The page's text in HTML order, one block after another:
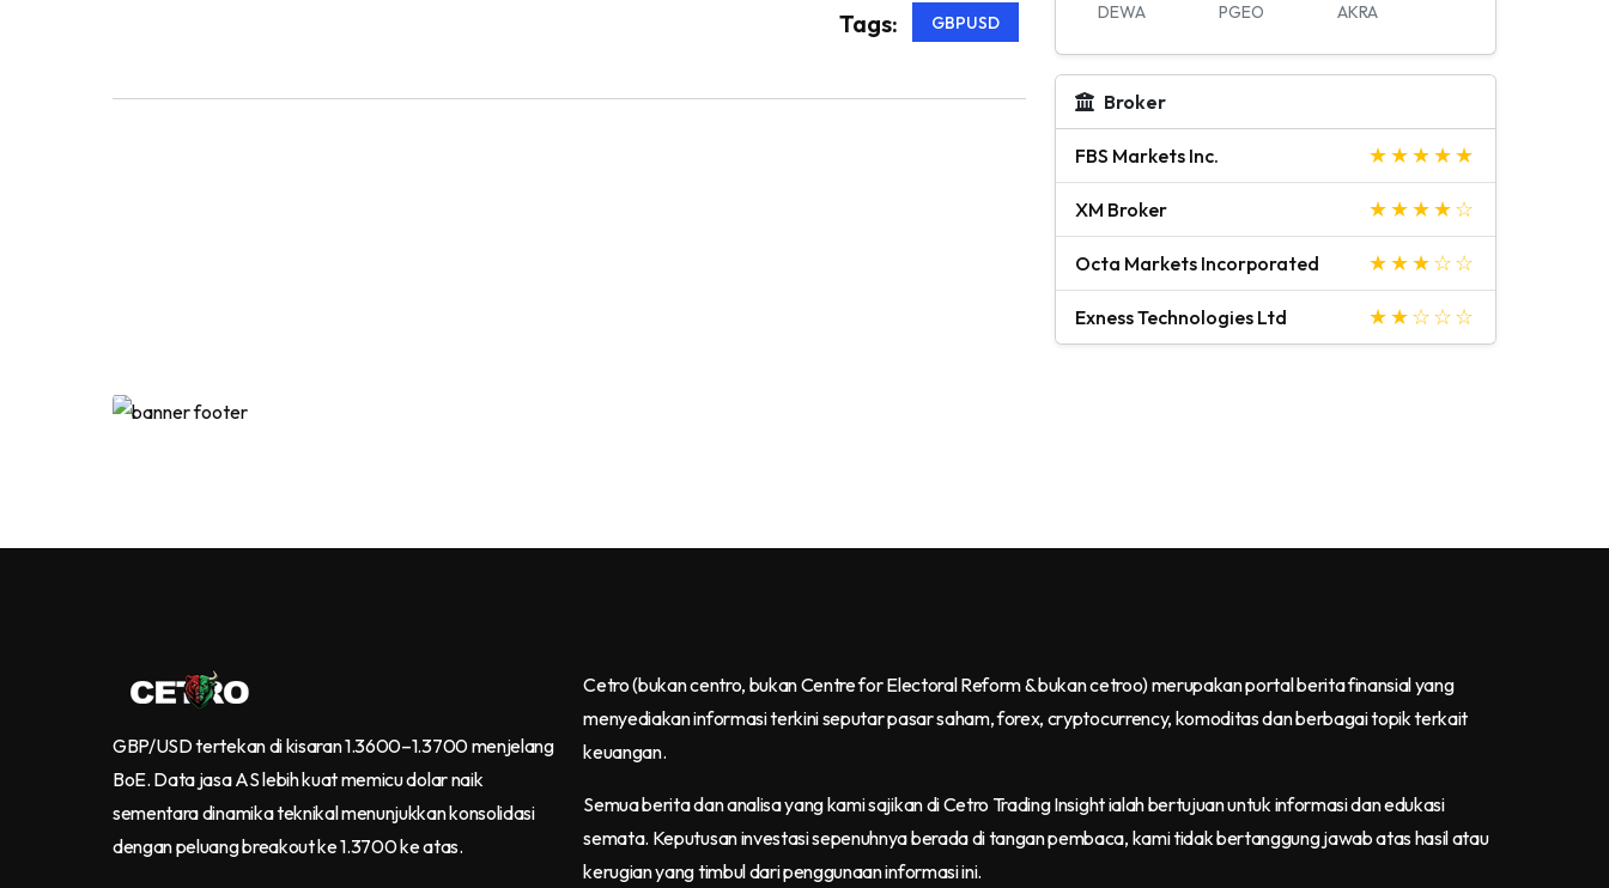
Tags: GBPUSD DEWA PGEO AKRA
Broker
FBS Markets Inc.
XM Broker
Octa Markets Incorporated
Exness Technologies Ltd
GBP/USD tertekan di kisaran 1.3600–1.3700 menjelang
BoE. Data jasa AS lebih kuat memicu dolar naik
sementara dinamika teknikal menunjukkan konsolidasi
dengan peluang breakout ke 1.3700 ke atas.
Cetro(bukan centro, bukan Centre for Electoral Reform & bukan cetroo)merupakan portal berita finansial yang
menyediakan informasi terkini seputar pasar saham, forex, cryptocurrency, komoditas dan berbagai topik terkait
keuangan.
Semua berita dan analisa yang kami sajikan di Cetro Trading Insight ialah bertujuan untuk informasi dan edukasi
semata. Keputusan investasi sepenuhnya berada di tangan pembaca, kami tidak bertanggung jawab atas hasil atau
kerugian yang timbul dari penggunaan informasi ini.